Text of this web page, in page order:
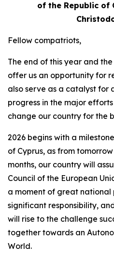
of the Republic of
Fellow compatriots,
The end of this year and
offer us an opportunity for
also serve as a catalyst for
progress in the major
change our country for the
2026 begins with a
of Cyprus, as from
months, our country will
Council of the European
a moment of great national
significant responsibility,
will rise to the challenge
together towards an
World.